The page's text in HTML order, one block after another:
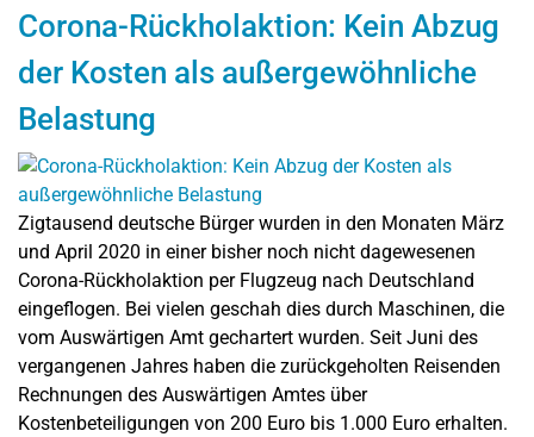
Corona-Rückholaktion: Kein Abzug
der Kosten als außergewöhnliche
Belastung
Zigtausend deutsche Bürger wurden in den Monaten März
und April 2020 in einer bisher noch nicht dagewesenen
Corona-Rückholaktion per Flugzeug nach Deutschland
eingeflogen. Bei vielen geschah dies durch Maschinen, die
vom Auswärtigen Amt gechartert wurden. Seit Juni des
vergangenen Jahres haben die zurückgeholten Reisenden
Rechnungen des Auswärtigen Amtes über
Kostenbeteiligungen von 200 Euro bis 1.000 Euro erhalten.